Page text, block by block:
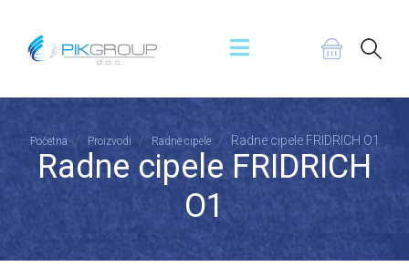
Početna Proizvodi Radne cipele Radne cipele FRIDRICH O1
Radne cipele FRIDRICH
O1